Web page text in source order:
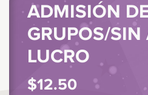
ADMISIÓN
GRUPOS/
LUCRO
$12.50